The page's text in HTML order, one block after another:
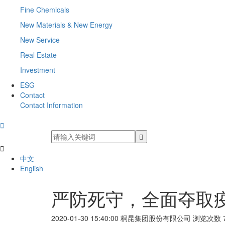
Fine Chemicals
New Materials & New Energy
New Service
Real Estate
Investment
ESG
Contact
Contact Information


中文
English
严防死守，全面夺取
2020-01-30 15:40:00 桐昆集团股份有限公司 浏览次数